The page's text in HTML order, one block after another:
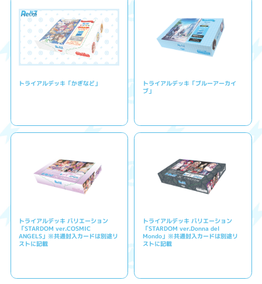
トライアルデッキ「かぎなど」
トライアルデッキ「ブルーアーカイ
ブ」
トライアルデッキ バリエーション
「STARDOM ver.COSMIC
ANGELS」※共通封入カードは別途リ
ストに記載
トライアルデッキ バリエーション
「STARDOM ver.Donna del
Mondo」※共通封入カードは別途リ
ストに記載